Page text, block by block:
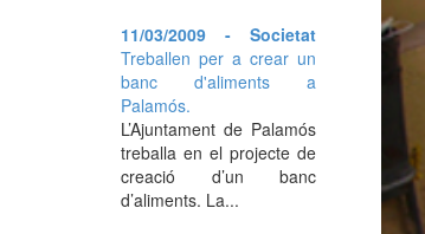
11/03/2009 - Societat
Treballen per a crear un
banc d'aliments a
Palamós.
L’Ajuntament de Palamós
treballa en el projecte de
creació d’un banc
d’aliments. La...